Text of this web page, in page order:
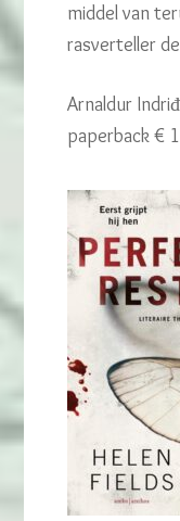
middel van
rasverteller
Arnaldur
paperback €